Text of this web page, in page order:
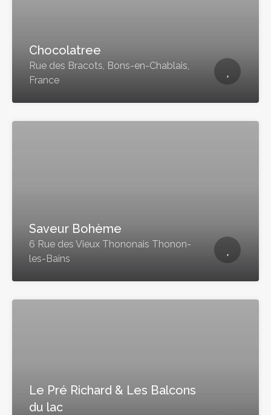
Chocolatree
Rue des Bracots, Bons-en-Chablais,
France
Saveur Bohème
6 Rue des Vieux Thononais Thonon-
les-Bains
Le Pré Richard & Les Balcons
du lac